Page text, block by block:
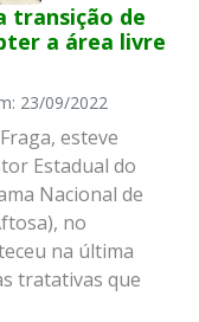
transição de
a área livre
23/09/2022
esteve
Estadual do
Nacional de
no
na última
tratativas que